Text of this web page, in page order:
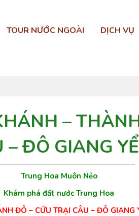
TOUR NƯỚC NGOÀI DỊCH VỤ
–
– ĐÔ GIANG
Trung Hoa Muôn Nẻo
Khám phá đất nước Trung Hoa
ĐÔ – CỬU TRẠI CÂU – ĐÔ GIANG